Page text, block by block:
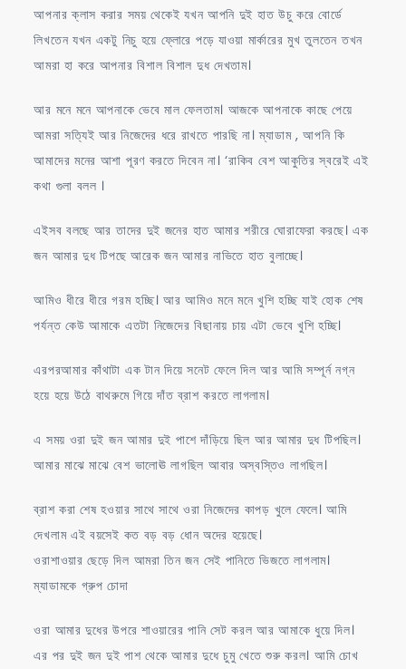
আপনার ক্লাস করার সময় থেকেই যখন আপনি দুই হাত উচু করে বোর্ডে
লিখতেন যখন একটু নিচু হয়ে ফ্লোরে পড়ে যাওয়া মার্কারের মুখ তুলতেন তখন
আমরা হা করে আপনার বিশাল বিশাল দুধ দেখতাম।
আর মনে মনে আপনাকে ভেবে মাল ফেলতাম। আজকে আপনাকে কাছে পেয়ে
আমরা সত্যিই আর নিজেদের ধরে রাখতে পারছি না। ম্যাডাম , আপনি কি
আমাদের মনের আশা পূরণ করতে দিবেন না। ‘রাকিব বেশ আকুতির স্বরেই এই
কথা গুলা বলল ।
এইসব বলছে আর তাদের দুই জনের হাত আমার শরীরে ঘোরাফেরা করছে। এক
জন আমার দুধ টিপছে আরেক জন আমার নাভিতে হাত বুলাচ্ছে।
আমিও ধীরে ধীরে গরম হচ্ছি। আর আমিও মনে মনে খুশি হচ্ছি যাই হোক শেষ
পর্যন্ত কেউ আমাকে এতটা নিজেদের বিছানায় চায় এটা ভেবে খুশি হচ্ছি।
এরপরআমার কাঁথাটা এক টান দিয়ে সনেট ফেলে দিল আর আমি সম্পূর্ন নগ্ন
হয়ে হয়ে উঠে বাথরুমে গিয়ে দাঁত ব্রাশ করতে লাগলাম।
এ সময় ওরা দুই জন আমার দুই পাশে দাঁড়িয়ে ছিল আর আমার দুধ টিপছিল।
আমার মাঝে মাঝে বেশ ভালোঊ লাগছিল আবার অস্বস্তিও লাগছিল।
ব্রাশ করা শেষ হওয়ার সাথে সাথে ওরা নিজেদের কাপড় খুলে ফেলে। আমি
দেখলাম এই বয়সেই কত বড় বড় ধোন অদের হয়েছে।
ওরাশাওয়ার ছেড়ে দিল আমরা তিন জন সেই পানিতে ভিজতে লাগলাম।
ম্যাডামকে গ্রুপ চোদা
ওরা আমার দুধের উপরে শাওয়ারের পানি সেট করল আর আমাকে ধুয়ে দিল।
এর পর দুই জন দুই পাশ থেকে আমার দুধে চুমু খেতে শুরু করল। আমি চোখ